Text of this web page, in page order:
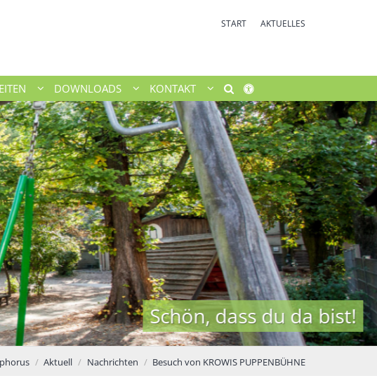
START AKTUELLES
DOWNLOADS KONTAKT
Schön, dass du da bist!
Aktuell Nachrichten Besuch von KROWIS PUPPENBÜHNE